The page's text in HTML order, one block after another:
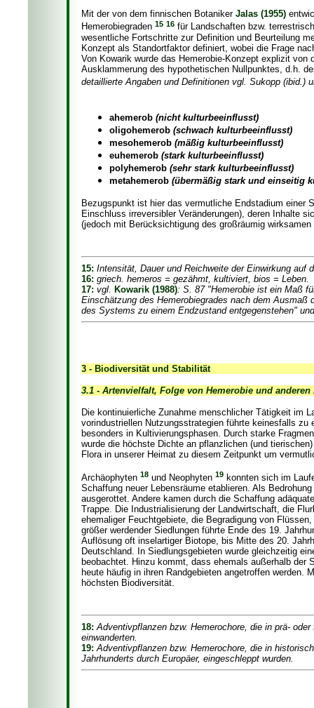
Mit der von dem finnischen Botaniker Jalas (1955)
Hemerobiegraden 15 16 für Landschaften bzw.
wesentliche Fortschritte zur Definition und Beurteilung
Konzept als Standortfaktor definiert, wobei die Frage
Von Kowarik wurde das Hemerobie-Konzept explizit
Ausklammerung des hypothetischen Nullpunktes, d.h.
detaillierte Angaben und Definitionen vgl. Sukopp (ibid.)
ahemerob (nicht kulturbeeinflusst)
oligohemerob (schwach kulturbeeinflusst)
mesohemerob (mäßig kulturbeeinflusst)
euhemerob (stark kulturbeeinflusst)
polyhemerob (sehr stark kulturbeeinflusst)
metahemerob (übermäßig stark und einseitig
Bezugspunkt ist hier das vermutliche Endstadium einer
Einschluss irreversibler Veränderungen), deren Inhalte
(jedoch mit Berücksichtigung des großräumig
15: Intensität, Dauer und Reichweite der Einwirkung auf
16: griech. hemeros = gezähmt, kultiviert, bios = Leben.
17: vgl. Kowarik (1988): S. 87 "Hemerobie ist ein Maß
Einschätzung des Hemerobiegrades nach dem
des Systems zu einem Endzustand entgegenstehen"
3 - Biodiversität und Stabilität
3.1 - Artenvielfalt, Folge von Hemerobie und
Die kontinuierliche Zunahme menschlicher Tätigkeit im
vorindustriellen Nutzungsstrategien führte keinesfalls
besonders in Kultivierungsphasen. Durch starke
wurde die höchste Dichte an pflanzlichen (und
Flora in unserer Heimat zu diesem Zeitpunkt um
Archäophyten 18 und Neophyten 19 konnten sich im
Schaffung neuer Lebensräume etablieren. Als
ausgerottet. Andere kamen durch die Schaffung
Trappe. Die Industrialisierung der Landwirtschaft, die
ehemaliger Feuchtgebiete, die Begradigung von
größer werdender Siedlungen führte Ende des 19.
Auflösung oft inselartiger Biotope, bis Mitte des 20.
Deutschland. In Siedlungsgebieten wurde gleichzeitig
beobachtet. Hinzu kommt, dass ehemals außerhalb der
heute häufig in ihren Randgebieten angetroffen werden.
höchsten Biodiversität.
18: Adventivpflanzen bzw. Hemerochore, die in prä-
einwanderten.
19: Adventivpflanzen bzw. Hemerochore, die in
Jahrhunderts durch Europäer, eingeschleppt wurden.